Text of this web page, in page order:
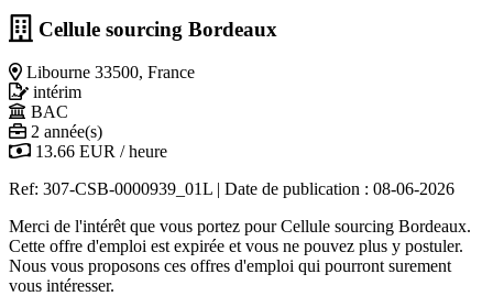
Cellule sourcing Bordeaux
Libourne 33500, France
intérim
BAC
2 année(s)
13.66 EUR / heure
Ref: 307-CSB-0000939_01L | Date de publication : 08-06-2026
Merci de l'intérêt que vous portez pour Cellule sourcing Bordeaux.
Cette offre d'emploi est expirée et vous ne pouvez plus y postuler.
Nous vous proposons ces offres d'emploi qui pourront surement
vous intéresser.